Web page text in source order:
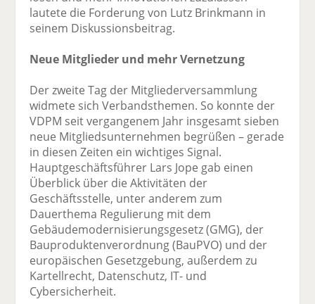
lautete die Forderung von Lutz Brinkmann in
seinem Diskussionsbeitrag.
Neue Mitglieder und mehr Vernetzung
Der zweite Tag der Mitgliederversammlung
widmete sich Verbandsthemen. So konnte der
VDPM seit vergangenem Jahr insgesamt sieben
neue Mitgliedsunternehmen begrüßen – gerade
in diesen Zeiten ein wichtiges Signal.
Hauptgeschäftsführer Lars Jope gab einen
Überblick über die Aktivitäten der
Geschäftsstelle, unter anderem zum
Dauerthema Regulierung mit dem
Gebäudemodernisierungsgesetz (GMG), der
Bauproduktenverordnung (BauPVO) und der
europäischen Gesetzgebung, außerdem zu
Kartellrecht, Datenschutz, IT- und
Cybersicherheit.